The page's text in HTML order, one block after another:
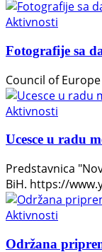
Aktivnosti
Fotografije sa
Council of
Aktivnosti
Ucesce u radu
Predstavnica
BiH. https://
Aktivnosti
Održana